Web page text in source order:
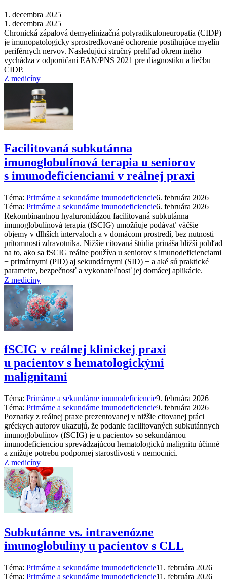
1. decembra 2025
1. decembra 2025
Chronická zápalová demyelinizačná polyradikuloneuropatia (CIDP)
je imunopatologicky sprostredkované ochorenie postihujúce myelín
periférnych nervov. Nasledujúci stručný prehľad okrem iného
vychádza z odporúčaní EAN/PNS 2021 pre diagnostiku a liečbu
CIDP.
Z medicíny
Facilitovaná subkutánna
imunoglobulínová terapia u seniorov
s imunodeficienciami v reálnej praxi
Téma: Primárne a sekundárne imunodeficiencie6. februára 2026
Téma: Primárne a sekundárne imunodeficiencie6. februára 2026
Rekombinantnou hyaluronidázou facilitovaná subkutánna
imunoglobulínová terapia (fSCIG) umožňuje podávať väčšie
objemy v dlhších intervaloch a v domácom prostredí, bez nutnosti
prítomnosti zdravotníka. Nižšie citovaná štúdia prináša bližší pohľad
na to, ako sa fSCIG reálne používa u seniorov s imunodeficienciami
−⁠ primárnymi (PID) aj sekundárnymi (SID) −⁠ a aké sú praktické
parametre, bezpečnosť a vykonateľnosť jej domácej aplikácie.
Z medicíny
fSCIG v reálnej klinickej praxi
u pacientov s hematologickými
malignitami
Téma: Primárne a sekundárne imunodeficiencie9. februára 2026
Téma: Primárne a sekundárne imunodeficiencie9. februára 2026
Poznatky z reálnej praxe prezentovanej v nižšie citovanej práci
gréckych autorov ukazujú, že podanie facilitovaných subkutánnych
imunoglobulínov (fSCIG) je u pacientov so sekundárnou
imunodeficienciou sprevádzajúcou hematologickú malignitu účinné
a znižuje potrebu podpornej starostlivosti v nemocnici.
Z medicíny
Subkutánne vs. intravenózne
imunoglobulíny u pacientov s CLL
Téma: Primárne a sekundárne imunodeficiencie11. februára 2026
Téma: Primárne a sekundárne imunodeficiencie11. februára 2026